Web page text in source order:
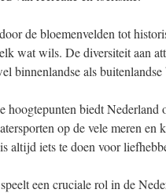
de bloemenvelden tot
wat wils. De diversiteit aan
binnenlandse als buitenlandse
biedt Nederland
op de vele meren en
altijd iets te doen voor
een cruciale rol in de